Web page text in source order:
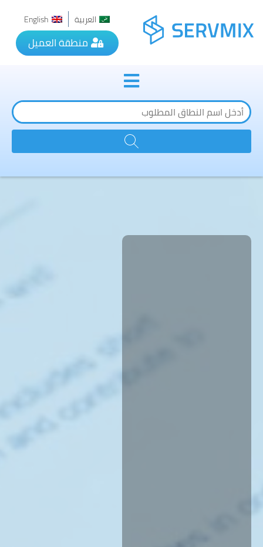
العربية English
منطقة العميل